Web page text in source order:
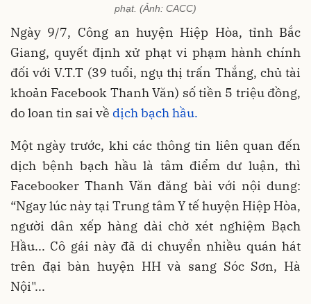
phạt. (Ảnh: CACC)
Ngày 9/7, Công an huyện Hiệp Hòa, tỉnh Bắc
Giang, quyết định xử phạt vi phạm hành chính
đối với V.T.T (39 tuổi, ngụ thị trấn Thắng, chủ tài
khoản Facebook Thanh Văn) số tiền 5 triệu đồng,
do loan tin sai về dịch bạch hầu.
Một ngày trước, khi các thông tin liên quan đến
dịch bệnh bạch hầu là tâm điểm dư luận, thì
Facebooker Thanh Văn đăng bài với nội dung:
“Ngay lúc này tại Trung tâm Y tế huyện Hiệp Hòa,
người dân xếp hàng dài chờ xét nghiệm Bạch
Hầu... Cô gái này đã di chuyển nhiều quán hát
trên đại bàn huyện HH và sang Sóc Sơn, Hà
Nội"...